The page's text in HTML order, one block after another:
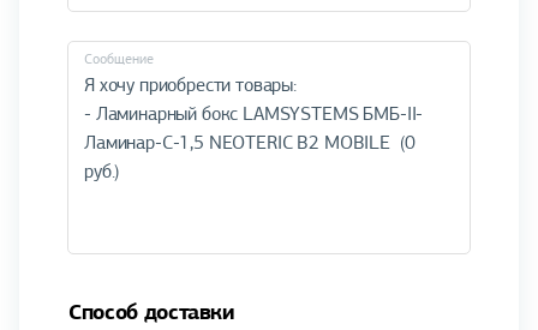
Cообщение
Способ доставки